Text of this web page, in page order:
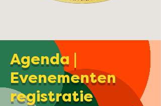
Agenda |
Evenementen
registratie